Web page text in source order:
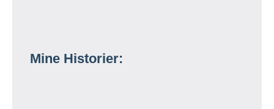
Mine Historier: